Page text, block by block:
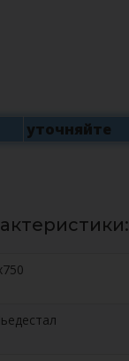
уточняйте